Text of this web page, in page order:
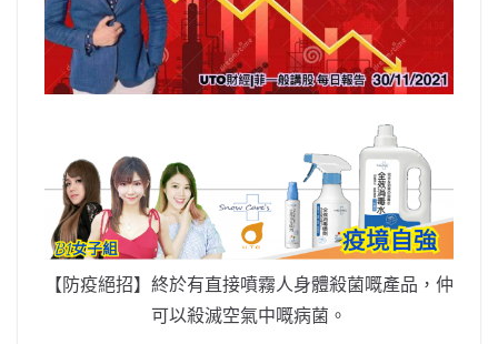
【防疫絕招】終於有直接噴霧人身體殺菌嘅產品，仲
可以殺滅空氣中嘅病菌。